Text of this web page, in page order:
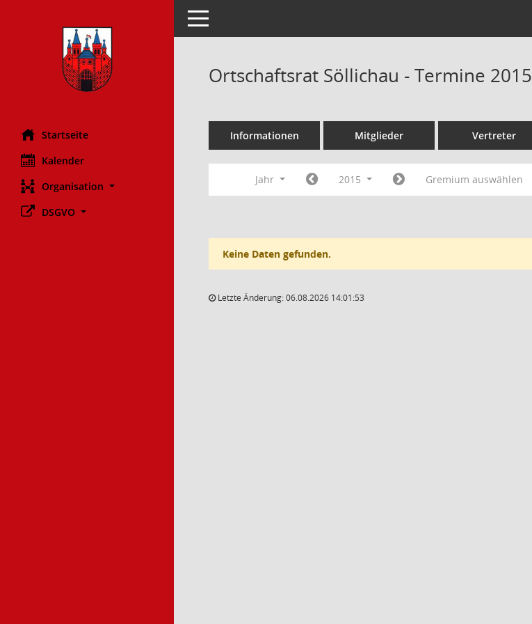
Startseite
Kalender
Organisation
DSGVO
Toggle navigation
Ortschaftsrat Söllichau - Termine 2015
Informationen Mitglieder Vertreter
Jahr 2015 Gremium auswählen
Keine Daten gefunden.
Letzte Änderung: 06.08.2026 14:01:53